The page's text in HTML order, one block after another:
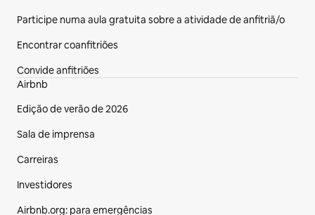
Participe numa aula gratuita sobre a atividade de anfitriã/o
Encontrar coanfitriões
Convide anfitriões
Airbnb
Edição de verão de 2026
Sala de imprensa
Carreiras
Investidores
Airbnb.org: para emergências